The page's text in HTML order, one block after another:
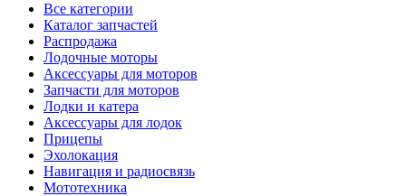
Все категории
Каталог запчастей
Распродажа
Лодочные моторы
Аксессуары для моторов
Запчасти для моторов
Лодки и катера
Аксессуары для лодок
Прицепы
Эхолокация
Навигация и радиосвязь
Мототехника